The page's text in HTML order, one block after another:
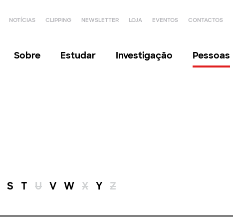
NOTÍCIAS CLIPPING NEWSLETTER LOJA EVENTOS CONTACTOS
Sobre Estudar Investigação Pessoas
S T U V W X Y Z